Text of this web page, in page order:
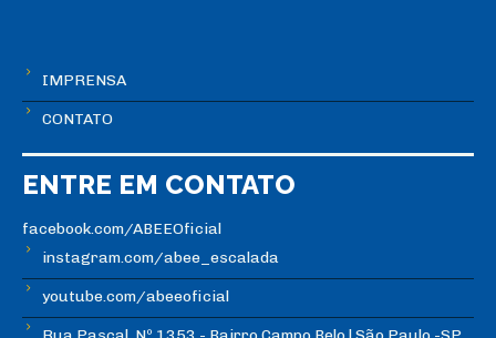
IMPRENSA
CONTATO
ENTRE EM CONTATO
facebook.com/ABEEOficial
instagram.com/abee_escalada
youtube.com/abeeoficial